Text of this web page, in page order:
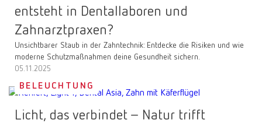
entsteht in Dentallaboren und
Zahnarztpraxen?
Unsichtbarer Staub in der Zahntechnik: Entdecke die Risiken und wie
moderne Schutzmaßnahmen deine Gesundheit sichern.
05.11.2025
BELEUCHTUNG
Licht, das verbindet – Natur trifft